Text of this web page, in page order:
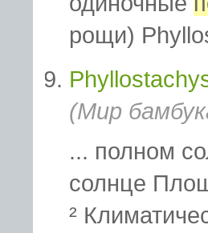
рощи)
(Мир
... полном
солнце
²